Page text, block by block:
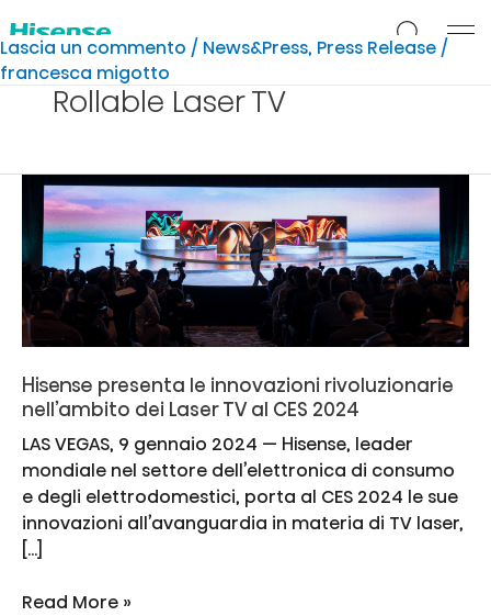
al
contenuto
Rollable Laser TV
Hisense presenta le innovazioni rivoluzionarie
nell’ambito dei Laser TV al CES 2024
Lascia un commento / News&Press, Press Release /
francesca migotto
LAS VEGAS, 9 gennaio 2024 — Hisense, leader
mondiale nel settore dell’elettronica di consumo
e degli elettrodomestici, porta al CES 2024 le sue
innovazioni all’avanguardia in materia di TV laser,
[…]
Hisense
Read More »